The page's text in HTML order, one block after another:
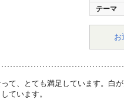
テーマ
お
て、とても満足しています。白
ています。